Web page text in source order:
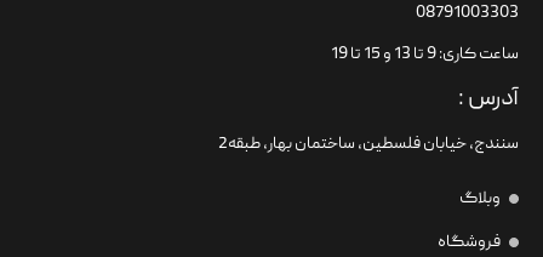
08791003303
ساعت کاری: 9 تا 13 و 15 تا 19
آدرس :
سنندج، خیابان فلسطین،‌ ساختمان بهار، طبقه2
وبلاگ
فروشگاه